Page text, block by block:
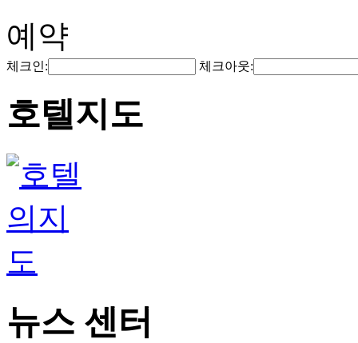
예약
체크인: 체크아웃:
호텔지도
뉴스 센터